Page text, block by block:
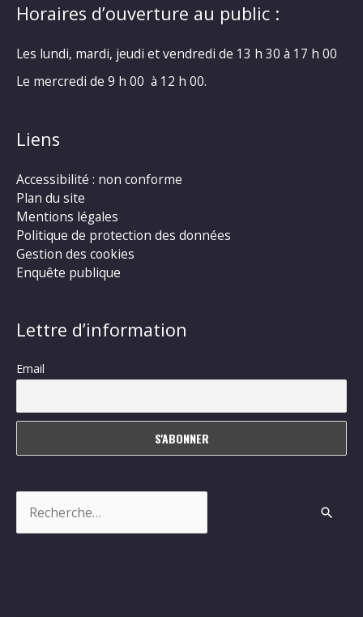
Horaires d’ouverture au public :
Les lundi, mardi, jeudi et vendredi de 13 h 30 à 17 h 00
Le mercredi de 9 h 00 à 12 h 00.
Liens
Accessibilité : non conforme
Plan du site
Mentions légales
Politique de protection des données
Gestion des cookies
Enquête publique
Lettre d’information
Email